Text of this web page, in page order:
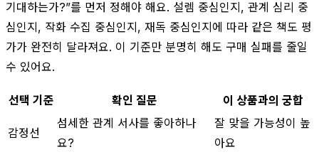
기대하는가?”를 먼저 정해야 해요. 설렘 중심인지, 관계 심리 중
심인지, 작화 수집 중심인지, 재독 중심인지에 따라 같은 책도 평
가가 완전히 달라져요. 이 기준만 분명히 해도 구매 실패를 줄일
수 있어요.
선택 기준 확인 질문 이 상품과의 궁합
감정선
섬세한 관계 서사를 좋아하나
요?
잘 맞을 가능성이 높
아요